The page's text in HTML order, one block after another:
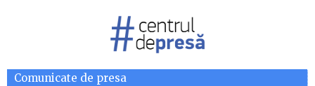
Comunicate de presa